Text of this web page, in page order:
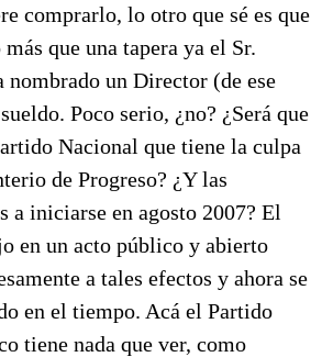
comprarlo, lo otro que sé es que
que una tapera ya el Sr.
nombrado un Director (de ese
Poco serio, ¿no? ¿Será que
Nacional que tiene la culpa
de Progreso? ¿Y las
a iniciarse en agosto 2007? El
en un acto público y abierto
a tales efectos y ahora se
en el tiempo. Acá el Partido
tiene nada que ver, como